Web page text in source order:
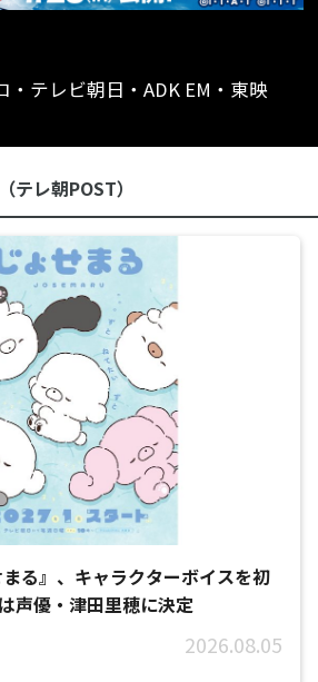
・テレビ朝日・ADK EM・東映
テレ朝POST）
る』、キャラクターボイスを初
声優・津田里穂に決定
2026.08.05